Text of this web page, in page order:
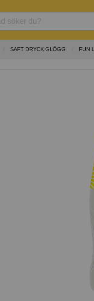
SAFT DRYCK GLÖGG FUN